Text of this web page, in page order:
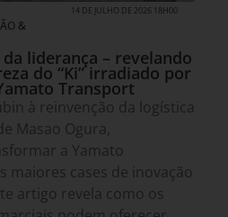
&
14 DE JULHO DE 2026 18H00
liderança – revelando
do “Ki” irradiado por
Transport
à reinvenção da logística
Masao Ogura,
a Yamato
maiores cases de inovação
artigo revela como os